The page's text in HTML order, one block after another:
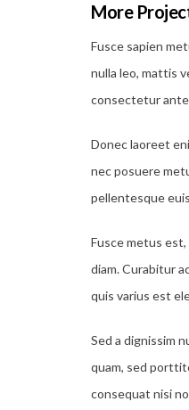
More
Fusce sapien
nulla leo, mattis
consectetur
Donec laoreet
nec posuere
pellentesque
Fusce metus
diam. Curabitur
quis varius est
Sed a dignissim
quam, sed
consequat nisi